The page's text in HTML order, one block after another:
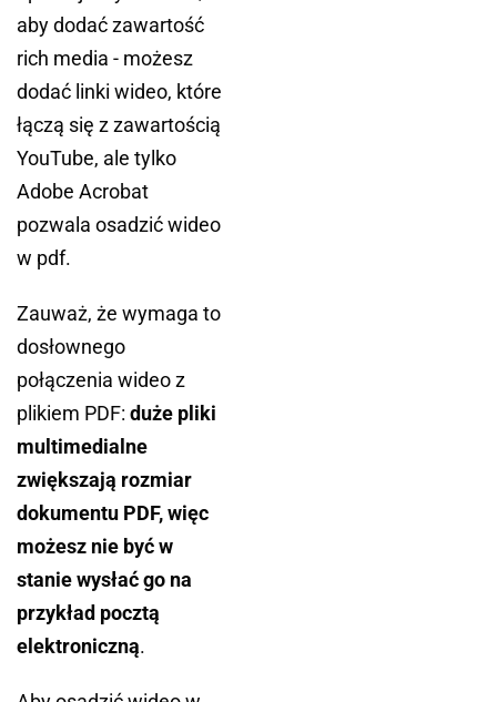
aby dodać zawartość
rich media - możesz
dodać linki wideo, które
łączą się z zawartością
YouTube, ale tylko
Adobe Acrobat
pozwala osadzić wideo
w pdf.
Zauważ, że wymaga to
dosłownego
połączenia wideo z
plikiem PDF: duże pliki
multimedialne
zwiększają rozmiar
dokumentu PDF, więc
możesz nie być w
stanie wysłać go na
przykład pocztą
elektroniczną.